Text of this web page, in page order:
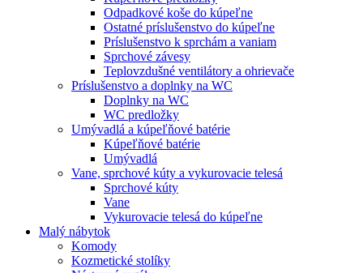
Odpadkové koše do kúpeľne
Ostatné príslušenstvo do kúpeľne
Príslušenstvo k sprchám a vaniam
Sprchové závesy
Teplovzdušné ventilátory a ohrievače
Príslušenstvo a doplnky na WC
Doplnky na WC
WC predložky
Umývadlá a kúpeľňové batérie
Kúpeľňové batérie
Umývadlá
Vane, sprchové kúty a vykurovacie telesá
Sprchové kúty
Vane
Vykurovacie telesá do kúpeľne
Malý nábytok
Komody
Kozmetické stolíky